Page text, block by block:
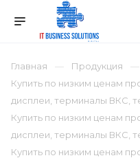
Главная
Продукция
Купить по низким ценам
дисплеи, терминалы ВКС,
Купить по низким ценам
дисплеи, терминалы ВКС,
Купить по низким ценам